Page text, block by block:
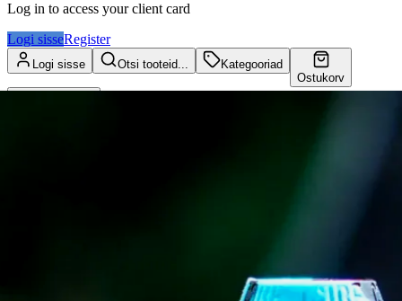
Log in to access your client card
Logi sisseRegister
Logi sisse Otsi tooteid...
Kategooriad
Ostukorv